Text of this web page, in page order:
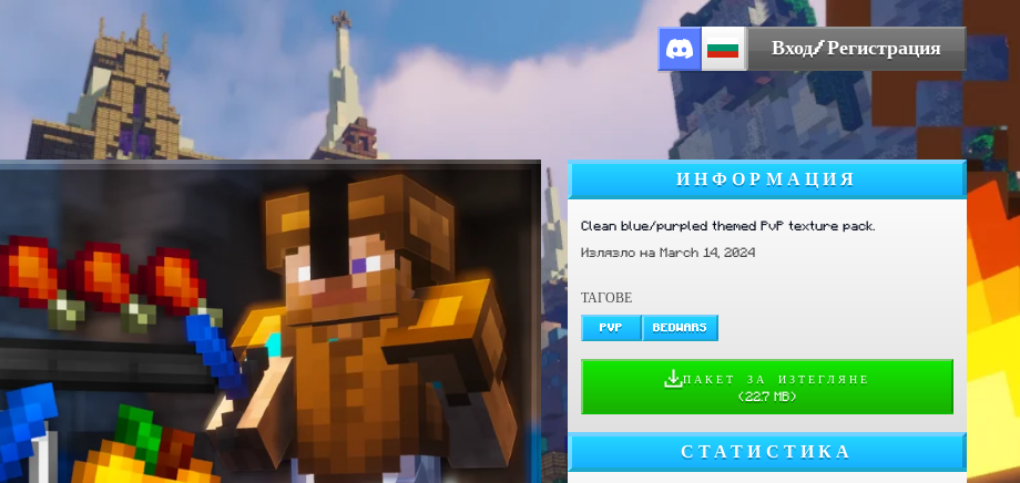
Вход/Регистрация
ИНФОРМАЦИЯ
Clean blue/purpled themed PvP texture pack.
Излязло на March 14, 2024
ТАГОВЕ
PVP BEDWARS
ПАКЕТ ЗА ИЗТЕГЛЯНЕ
(22.7 MB)
СТАТИСТИКА